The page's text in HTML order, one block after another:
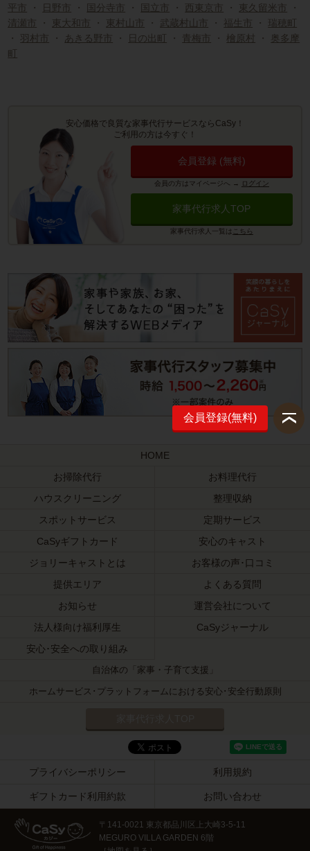
平市
・ 日野市 ・ 国分寺市 ・ 国立市 ・ 西東京市 ・ 東久留米市
・
清瀬市
・ 東大和市 ・ 東村山市 ・ 武蔵村山市 ・ 福生市 ・
瑞穂町
・ 羽村市 ・ あきる野市 ・ 日の出町 ・ 青梅市 ・ 檜原村 ・
奥多摩
町
安心価格で良質な家事代行サービスならCaSy！
ご利用の方は今すぐ！
会員登録 (無料)
会員の方はマイページへ → ログイン
家事代行求人TOP
家事代行求人一覧は こちら
会員登録(無料)
HOME
お掃除代行
お料理代行
ハウスクリーニング
整理収納
スポットサービス
定期サービス
CaSyギフトカード
安心のキャスト
ジョリーキャストとは
お客様の声･口コミ
提供エリア
よくある質問
お知らせ
運営会社について
法人様向け福利厚生
CaSyジャーナル
安心･安全への取り組み
自治体の「家事・子育て支援」
ホームサービス･プラットフォームにおける安心･安全行動原則
プライバシーポリシー 利用規約
ギフトカード利用約款 お問い合わせ
〒141-0021 東京都品川区上大崎3-5-11
MEGURO VILLA GARDEN 6階